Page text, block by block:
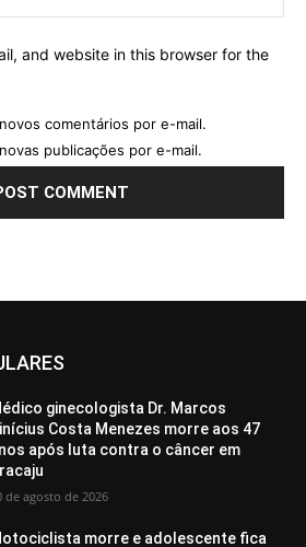
and website in this browser for the
comentários por e-mail.
publicações por e-mail.
ginecologista Dr. Marcos
Costa Menezes morre aos 47
após luta contra o câncer em
de agosto de 2026
morre e adolescente fica